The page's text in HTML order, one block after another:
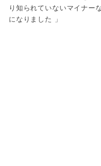
り知られていないマイナー
になりました 」